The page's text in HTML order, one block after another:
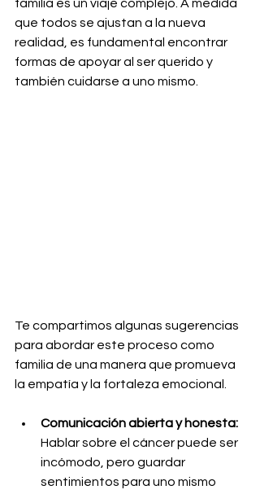
familia es un viaje complejo. A medida
que todos se ajustan a la nueva
realidad, es fundamental encontrar
formas de apoyar al ser querido y
también cuidarse a uno mismo.
Te compartimos algunas sugerencias
para abordar este proceso como
familia de una manera que promueva
la empatía y la fortaleza emocional.
Comunicación abierta y honesta:
Hablar sobre el cáncer puede ser
incómodo, pero guardar
sentimientos para uno mismo